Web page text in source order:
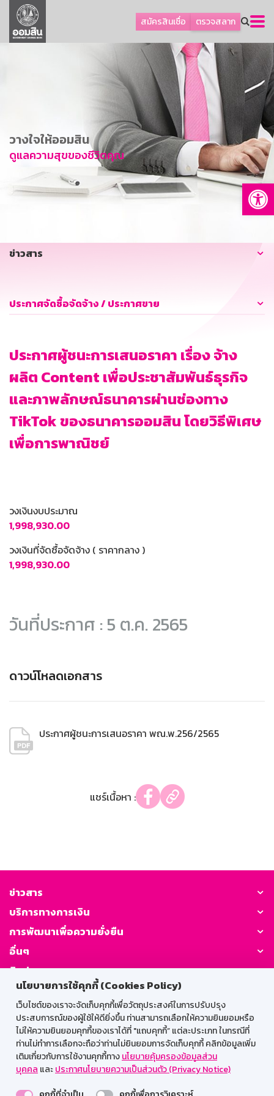
นโยบายการใช้คุกกี้ (Cookies Policy)
เว็บไซต์ของเราจะจัดเก็บคุกกี้เพื่อวัตถุประสงค์ในการปรับปรุง
ประสบการณ์ของผู้ใช้ให้ดียิ่งขึ้น ท่านสามารถเลือกให้ความยินยอมหรือ
ไม่ให้ความยินยอมคุกกี้ของเราได้ที่ "แถบคุกกี้” แต่ละประเภท ในกรณีที่
ท่านไม่ทำการเลือกจะถือว่าท่านไม่ยินยอมการจัดเก็บคุกกี้ คลิกข้อมูลเพิ่ม
เติมเกี่ยวกับการใช้งานคุกกี้ทางนโยบายคุ้มครองข้อมูลส่วน
บุคคล และประกาศนโยบายความเป็นส่วนตัว (Privacy Notice)
สมัครสินเชื่อ ตรวจสลาก
ลูกค้าธุรกิจ
ลูกค้าผู้ประกอบรายย่อย
การพัฒนาที่ยั่งยืน
ข่าวสาร
บริการทางการเงิน
อื่นๆ
วางใจให้ออมสิน
ดูแลความสุขของชีวิตคุณ
ข่าวสาร
ประกาศจัดซื้อจัดจ้าง / ประกาศขาย
ประกาศผู้ชนะการเสนอราคา เรื่อง จ้าง
ผลิต Content เพื่อประชาสัมพันธ์ธุรกิจ
และภาพลักษณ์ธนาคารผ่านช่องทาง
TikTok ของธนาคารออมสิน โดยวิธีพิเศษ
เพื่อการพาณิชย์
วงเงินงบประมาณ
1,998,930.00
วงเงินที่จัดซื้อจัดจ้าง ( ราคากลาง )
1,998,930.00
วันที่ประกาศ : 5 ต.ค. 2565
ดาวน์โหลดเอกสาร
ประกาศผู้ชนะการเสนอราคา พณ.พ.256/2565
แชร์เนื้อหา :
ข่าวสาร
บริการทางการเงิน
การพัฒนาเพื่อความยั่งยืน
อื่นๆ
ติดต่อเรา
GSB Society:
สำหรับพนักงาน
Web HR
GSB Wisdom
M-Search